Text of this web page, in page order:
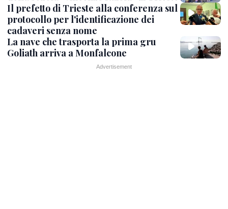
Il prefetto di Trieste alla conferenza sul
protocollo per l'identificazione dei
cadaveri senza nome
La nave che trasporta la prima gru
Goliath arriva a Monfalcone